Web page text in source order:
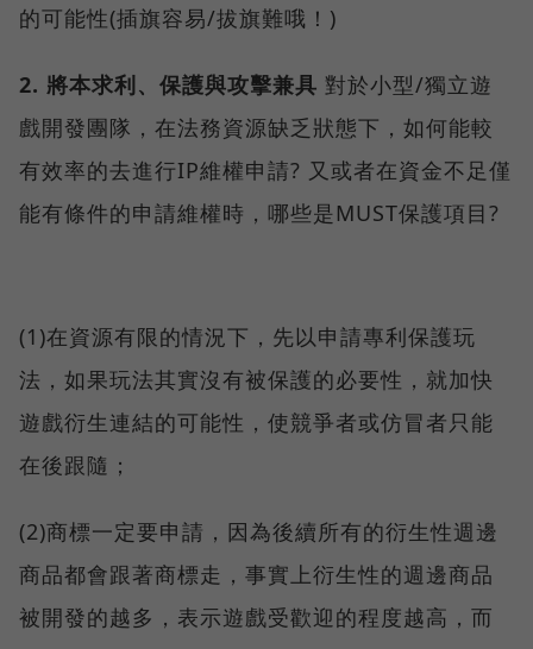
的可能性(插旗容易/拔旗難哦！)
2. 將本求利、保護與攻擊兼具 對於小型/獨立遊
戲開發團隊，在法務資源缺乏狀態下，如何能較
有效率的去進行IP維權申請? 又或者在資金不足僅
能有條件的申請維權時，哪些是MUST保護項目?
(1)在資源有限的情況下，先以申請專利保護玩
法，如果玩法其實沒有被保護的必要性，就加快
遊戲衍生連結的可能性，使競爭者或仿冒者只能
在後跟隨；
(2)商標一定要申請，因為後續所有的衍生性週邊
商品都會跟著商標走，事實上衍生性的週邊商品
被開發的越多，表示遊戲受歡迎的程度越高，而